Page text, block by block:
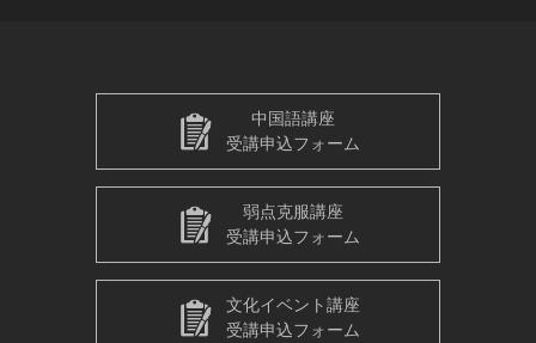
中国語講座
受講申込フォーム
弱点克服講座
受講申込フォーム
文化イベント講座
受講申込フォーム